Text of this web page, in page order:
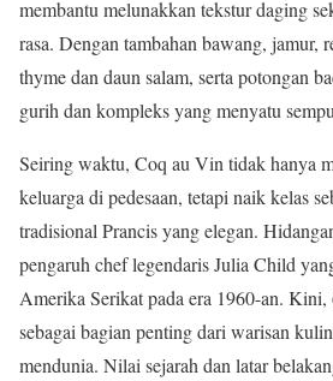
membantu melunakkan tekstur daging
rasa. Dengan tambahan bawang, jamur,
thyme dan daun salam, serta potongan
gurih dan kompleks yang menyatu
Seiring waktu, Coq au Vin tidak hanya
keluarga di pedesaan, tetapi naik kelas
tradisional Prancis yang elegan.
pengaruh chef legendaris Julia Child
Amerika Serikat pada era 1960-an. Kini,
sebagai bagian penting dari warisan
mendunia. Nilai sejarah dan latar